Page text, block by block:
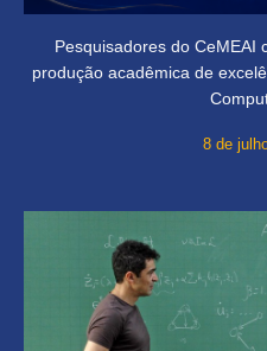
Pesquisadores do CeMEAI
produção acadêmica de
8 de